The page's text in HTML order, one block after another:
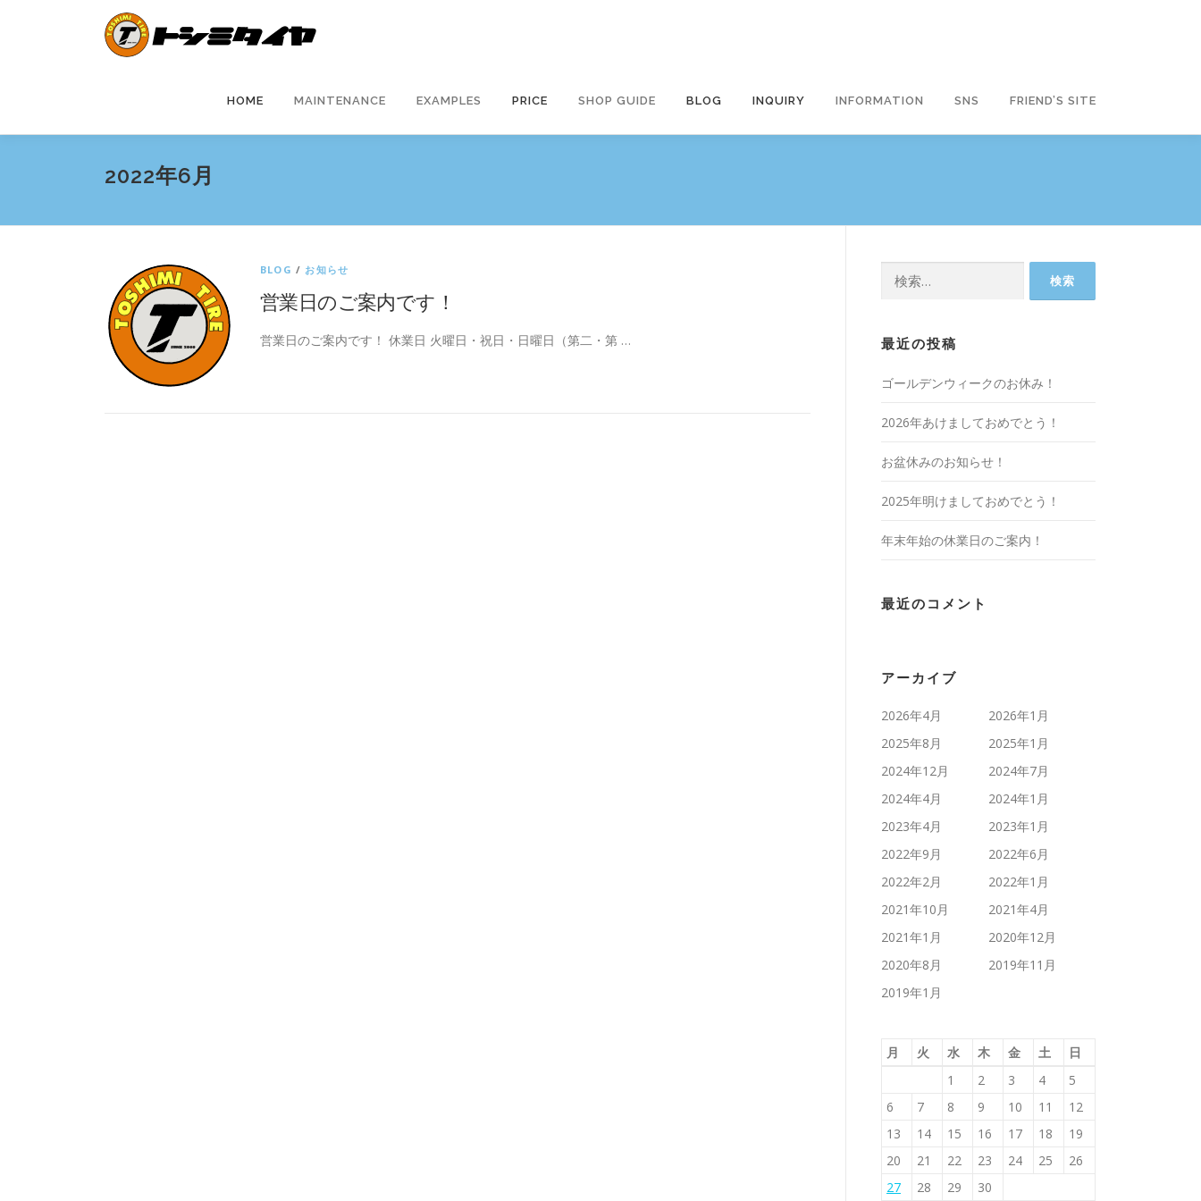
ス
HOME MAINTENANCE EXAMPLES PRICE SHOP GUIDE BLOG INQUIRY INFORMATION SNS FRIEND’S SITE
2022年6月
BLOG / お知らせ
営業日のご案内です！
営業日のご案内です！ 休業日 火曜日・祝日・日曜日（第二・第 … 最近の投稿
ゴールデンウィークのお休み！
2026年あけましておめでとう！
お盆休みのお知らせ！
2025年明けましておめでとう！
年末年始の休業日のご案内！
最近のコメント
アーカイブ
2026年4月
2026年1月
2025年8月
2025年1月
2024年12月
2024年7月
2024年4月
2024年1月
2023年4月
2023年1月
2022年9月
2022年6月
2022年2月
2022年1月
2021年10月
2021年4月
2021年1月
2020年12月
2020年8月
2019年11月
2019年1月
月 火 水 木 金 土
日
1
2 3 4
5
6
7 8 9 10 11
12
13
14 15 16 17 18
19
20
21 22 23 24 25
26
27
28 29 30